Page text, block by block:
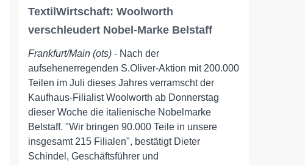
TextilWirtschaft: Woolworth
verschleudert Nobel-Marke Belstaff
Frankfurt/Main (ots) - Nach der
aufsehenerregenden S.Oliver-Aktion mit 200.000
Teilen im Juli dieses Jahres verramscht der
Kaufhaus-Filialist Woolworth ab Donnerstag
dieser Woche die italienische Nobelmarke
Belstaff. "Wir bringen 90.000 Teile in unsere
insgesamt 215 Filialen", bestätigt Dieter
Schindel, Geschäftsführer und